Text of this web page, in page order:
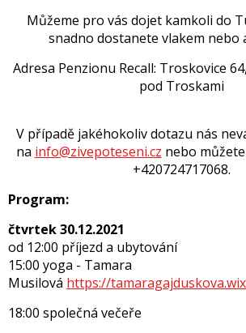
Můžeme pro vás dojet kamkoli do
snadno dostanete vlakem nebo
Adresa Penzionu Recall: Troskovice
pod Troskami
V případě jakéhokoliv dotazu nás
na info@zivepoteseni.cz nebo
+420724717068.
Program:
čtvrtek 30.12.2021
od 12:00 příjezd a ubytování
15:00 yoga - Tamara
Musilová https://
18:00 společná večeře